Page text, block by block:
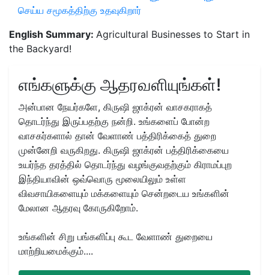
செய்ய சமூகத்திற்கு உதவுகிறார்
English Summary: Agricultural Businesses to Start in
the Backyard!
எங்களுக்கு ஆதரவளியுங்கள்!
அன்பான நேயர்களே, கிருஷி ஜாக்ரன் வாசகராகத்
தொடர்ந்து இருப்பதற்கு நன்றி. உங்களைப் போன்ற
வாசகர்களால் தான் வேளாண் பத்திரிக்கைத் துறை
முன்னேறி வருகிறது. கிருஷி ஜாக்ரன் பத்திரிக்கையை
உயர்ந்த தரத்தில் தொடர்ந்து வழங்குவதற்கும் கிராமப்புற
இந்தியாவின் ஒவ்வொரு மூலையிலும் உள்ள
விவசாயிகளையும் மக்களையும் சென்றடைய உங்களின்
மேலான ஆதரவு கோருகிறோம்.
உங்களின் சிறு பங்களிப்பு கூட வேளாண் துறையை
மாற்றியமைக்கும்....